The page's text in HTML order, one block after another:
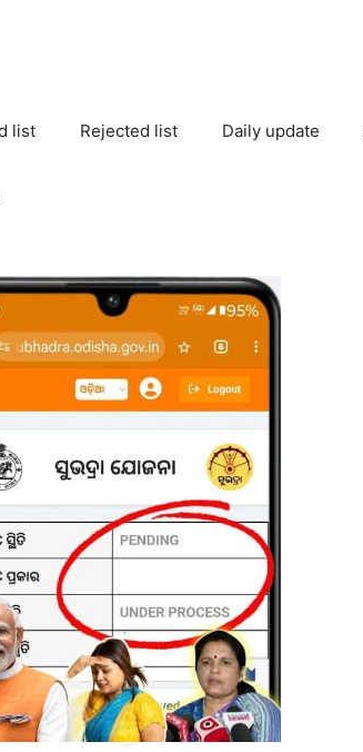
list Rejected list Daily update